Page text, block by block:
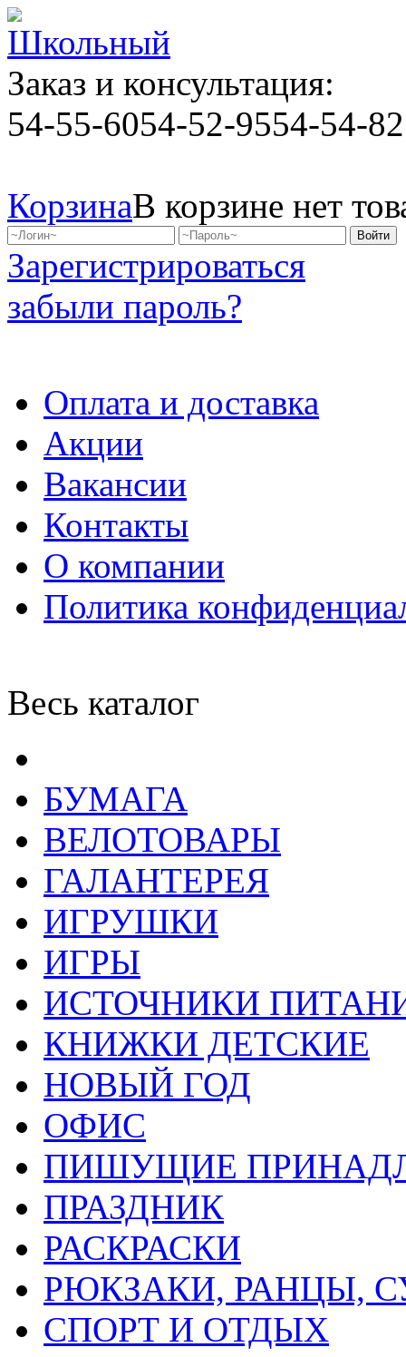
Заказ и консультация:
54-55-6054-52-9554-54-82
КорзинаВ корзине нет
Зарегистрироваться
забыли пароль?
Оплата и доставка
Акции
Вакансии
Контакты
О компании
Политика
Весь каталог
БУМАГА
ВЕЛОТОВАРЫ
ГАЛАНТЕРЕЯ
ИГРУШКИ
ИГРЫ
ИСТОЧНИКИ
КНИЖКИ ДЕТСКИЕ
НОВЫЙ ГОД
ОФИС
ПИШУЩИЕ
ПРАЗДНИК
РАСКРАСКИ
РЮКЗАКИ, РАНЦЫ,
СПОРТ И ОТДЫХ